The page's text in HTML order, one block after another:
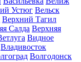
Устюг Вельск
Верхний Тагил
Салда Верхняя
Видное
Владивосток
Волгодонск